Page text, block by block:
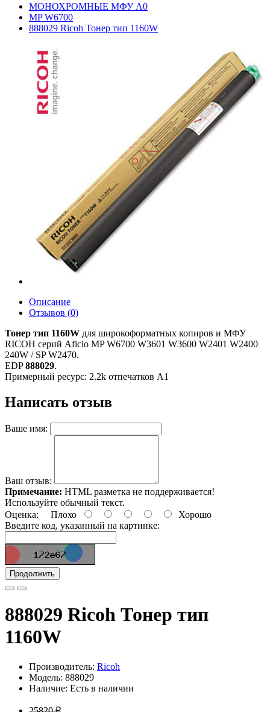
МОНОХРОМНЫЕ МФУ А0
MP W6700
888029 Ricoh Тонер тип 1160W
Описание
Отзывов (0)
Тонер тип 1160W для широкоформатных копиров и МФУ
RICOH серий Aficio MP W6700 W3601 W3600 W2401 W2400
240W / SP W2470.
EDP888029.
Примерный ресурс: 2.2k отпечатков A1
Написать отзыв
Ваше имя:
Ваш отзыв:
Примечание: HTML разметка не поддерживается!
Используйте обычный текст.
Оценка: Плохо
Хорошо
Введите код, указанный на картинке:
Продолжить
888029 Ricoh Тонер тип
1160W
Производитель: Ricoh
Модель: 888029
Наличие: Есть в наличии